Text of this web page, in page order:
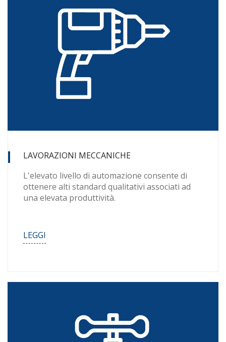
LAVORAZIONI MECCANICHE
L'elevato livello di automazione consente di
ottenere alti standard qualitativi associati ad
una elevata produttività.
LEGGI